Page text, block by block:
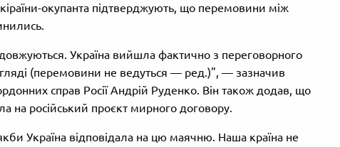
окупанта підтверджують, що перемовини між
Україна вийшла фактично з переговорного
(перемовини не ведуться — ред.)", — зазначив
справ Росії Андрій Руденко. Він також додав, що
на російський проєкт мирного договору.
Україна відповідала на цю маячню. Наша країна не